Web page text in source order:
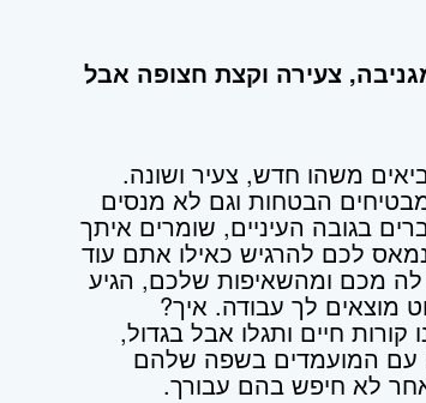
צעירה וקצת חצופה אבל
משהו חדש, צעיר ושונה.
הבטחות וגם לא מנסים
בגובה העיניים, שומרים איתך
לכם להרגיש כאילו אתם עוד
מכם ומהשאיפות שלכם, הגיע
מוצאים לך עבודה. איך?
חיים ותגלו אבל בגדול,
עם המועמדים בשפה שלהם
לא חיפש בהם עבורך.